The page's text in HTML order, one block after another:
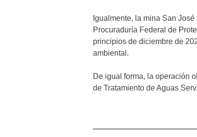
Igualmente, la mina San
Procuraduría Federal de
principios de diciembre de
ambiental.
De igual forma, la operación
de Tratamiento de Aguas